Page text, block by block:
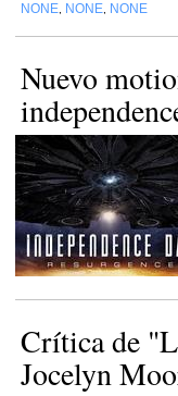
NONE NONE NONE
Nuevo
Crítica de
Jocelyn